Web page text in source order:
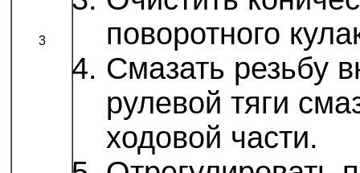
3
поворотного
Смазать резьбу
рулевой тяги
ходовой части.